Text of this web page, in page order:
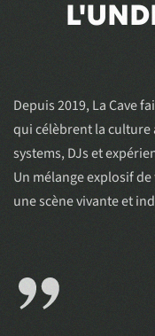
Depuis 2019, La Cave
qui célèbrent la culture
systems, DJs et
Un mélange explosif
une scène vivante et